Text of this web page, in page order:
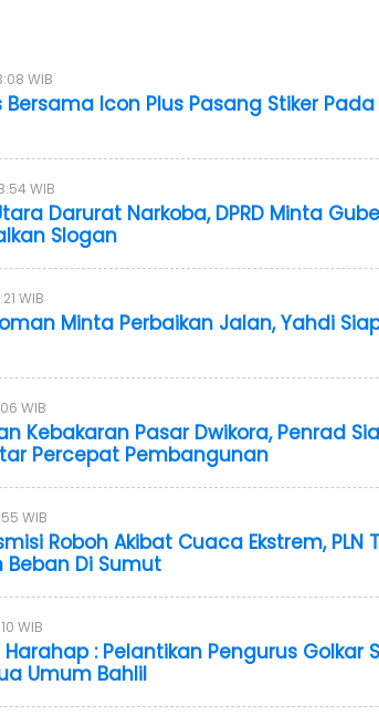
WIB
Bersama Icon Plus Pasang Stiker
WIB
Darurat Narkoba, DPRD Minta
Slogan
WIB
Minta Perbaikan Jalan, Yahdi
WIB
Kebakaran Pasar Dwikora, Penrad
Percepat Pembangunan
WIB
Roboh Akibat Cuaca Ekstrem, PLN
Di Sumut
WIB
: Pelantikan Pengurus Golkar
Umum Bahlil